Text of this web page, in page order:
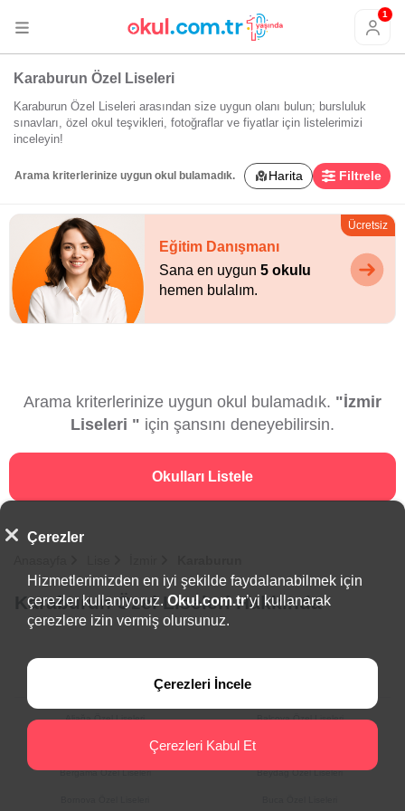
1
Karaburun Özel Liseleri
Karaburun Özel Liseleri arasından size uygun olanı bulun; bursluluk
sınavları, özel okul teşvikleri, fotoğraflar ve fiyatlar için listelerimizi
inceleyin!
Arama kriterlerinize uygun okul bulamadık. Harita Filtrele
Ücretsiz
Eğitim Danışmanı
Sana en uygun5 okulu
hemen bulalım.
Arama kriterlerinize uygun okul bulamadık. "İzmir
Liseleri " için şansını deneyebilirsin.
Okulları Listele
Karaburun Özel Liseleri Hakkında
İlçeler
Aliağa Özel Liseleri Balçova Özel Liseleri
Bayındır Özel Liseleri
Bergama Özel Liseleri Beydağ Özel Liseleri
Çerezler
Hizmetlerimizden en iyi şekilde faydalanabilmek için
çerezler kullanıyoruz. Okul.com.tr’yi kullanarak
çerezlere izin vermiş olursunuz.
Çerezleri İncele
Çerezleri Kabul Et